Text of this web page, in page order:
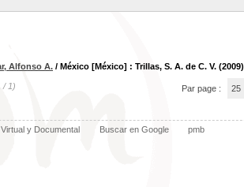
Alfonso A. / México [México] : Trillas, S. A. de C. V. (2009)
/ 1) Par page : 25
y Documental Buscar en Google pmb